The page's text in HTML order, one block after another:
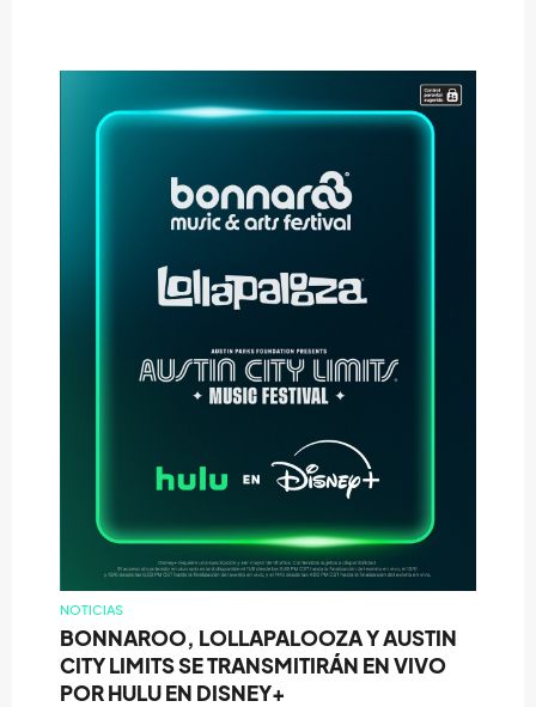
NOTICIAS
BONNAROO, LOLLAPALOOZA Y AUSTIN
CITY LIMITS SE TRANSMITIRÁN EN VIVO
POR HULU EN DISNEY+